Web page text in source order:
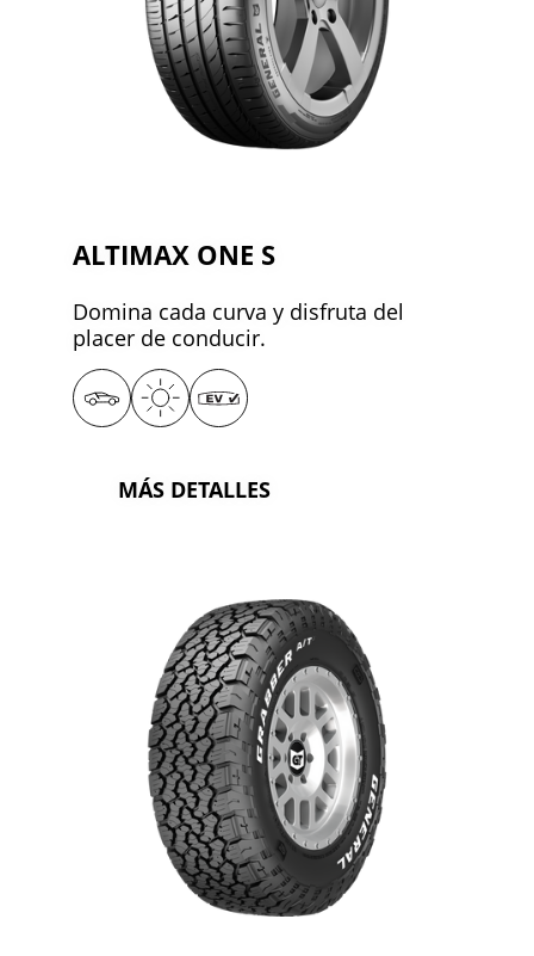
ALTIMAX ONE S
Domina cada curva y disfruta del
placer de conducir.
MÁS DETALLES